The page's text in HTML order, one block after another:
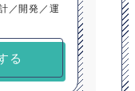
／開発／運
る